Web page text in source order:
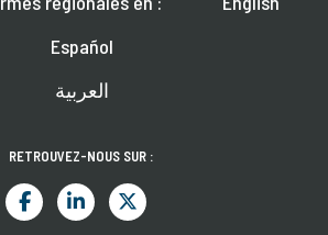
Español
العربية
RETROUVEZ-NOUS SUR :